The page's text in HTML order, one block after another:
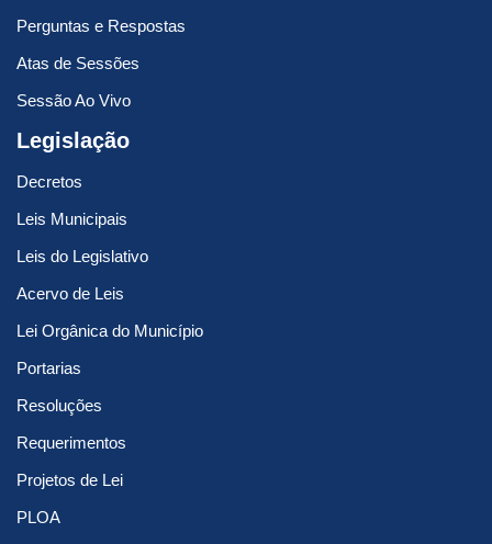
Perguntas e Respostas
Atas de Sessões
Sessão Ao Vivo
Legislação
Decretos
Leis Municipais
Leis do Legislativo
Acervo de Leis
Lei Orgânica do Município
Portarias
Resoluções
Requerimentos
Projetos de Lei
PLOA